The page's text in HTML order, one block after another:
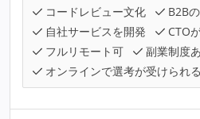
コードレビュー文化
B2B
自社サービスを開発
CTO
フルリモート可
副業制度
オンラインで選考が受けられる